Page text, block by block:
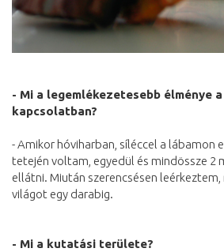
- Mi a legemlékezetesebb élménye
kapcsolatban?
- Amikor hóviharban, síléccel a lábamon
tetején voltam, egyedül és mindössze 2
ellátni. Miután szerencsésen
világot egy darabig.
- Mi a kutatási területe?